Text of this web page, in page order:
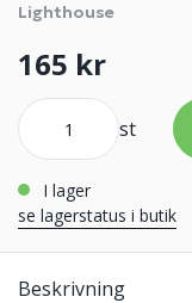
Lighthouse
165 kr
st
i lager
se lagerstatus i butik
Beskrivning